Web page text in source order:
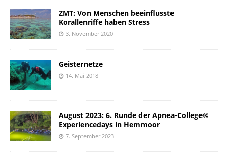
ZMT: Von Menschen beeinflusste
Korallenriffe haben Stress
3. November 2020
Geisternetze
14. Mai 2018
August 2023: 6. Runde der Apnea-College®
Experiencedays in Hemmoor
7. September 2023